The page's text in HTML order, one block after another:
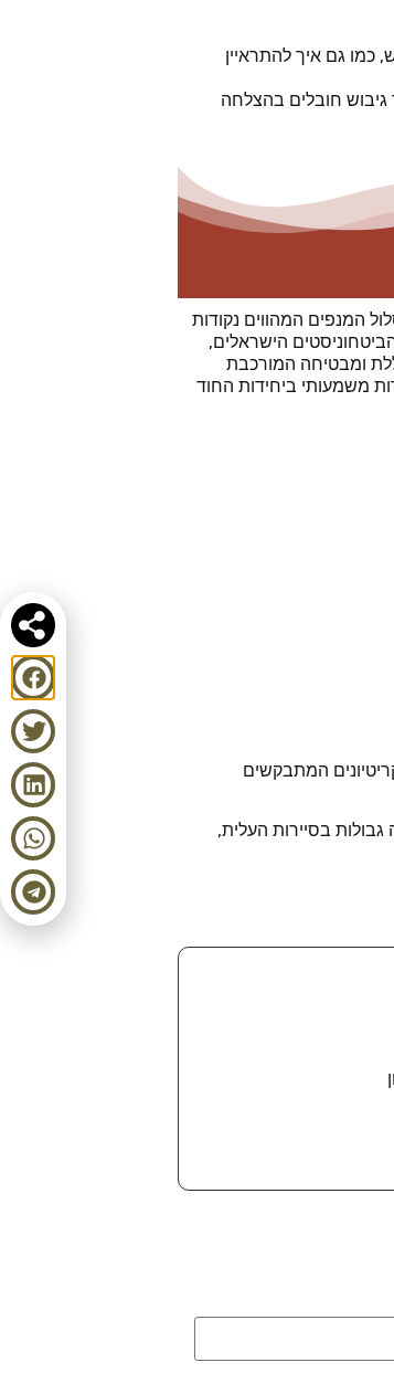
כמו גם איך להתראיין
גיבוש חובלים בהצלחה
המנפים המהווים נקודות
הישראלים,
ומבטיחה המורכבת
משמעותי ביחידות החוד
המתבקשים
בסיירות העלית,